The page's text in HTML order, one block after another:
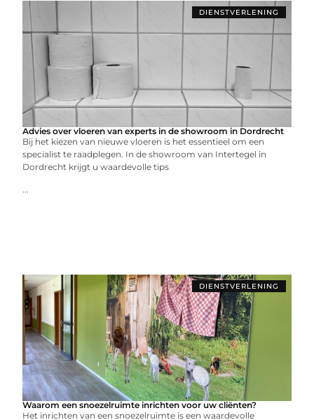
DIENSTVERLENING
Advies over vloeren van experts in de showroom in Dordrecht
Bij het kiezen van nieuwe vloeren is het essentieel om een
specialist te raadplegen. In de showroom van Intertegel in
Dordrecht krijgt u waardevolle tips
...
DIENSTVERLENING
Waarom een snoezelruimte inrichten voor uw cliënten?
Het inrichten van een snoezelruimte is een waardevolle